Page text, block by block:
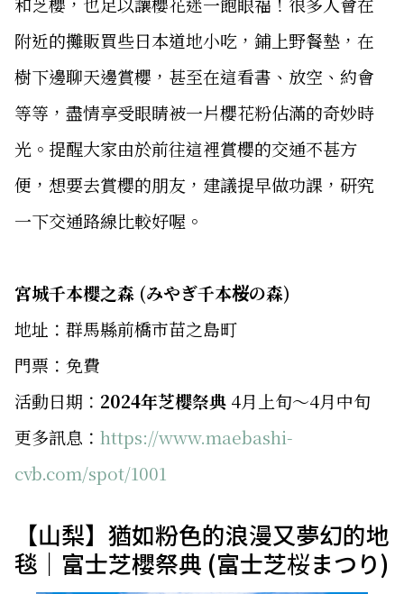
附近的攤販買些日本道地小吃，鋪上野餐墊，在
樹下邊聊天邊賞櫻，甚至在這看書、放空、約會
等等，盡情享受眼睛被一片櫻花粉佔滿的奇妙時
光。提醒大家由於前往這裡賞櫻的交通不甚方
便，想要去賞櫻的朋友，建議提早做功課，研究
一下交通路線比較好喔。
宮城千本櫻之森 (みやぎ千本桜の森)
地址：群馬縣前橋市苗之島町
門票：免費
活動日期： 2024年芝櫻祭典 4月上旬～4月中旬
更多訊息： https://www.maebashi-
cvb.com/spot/1001
【山梨】猶如粉色的浪漫又夢幻的地
毯｜富士芝櫻祭典 (富士芝桜まつり)